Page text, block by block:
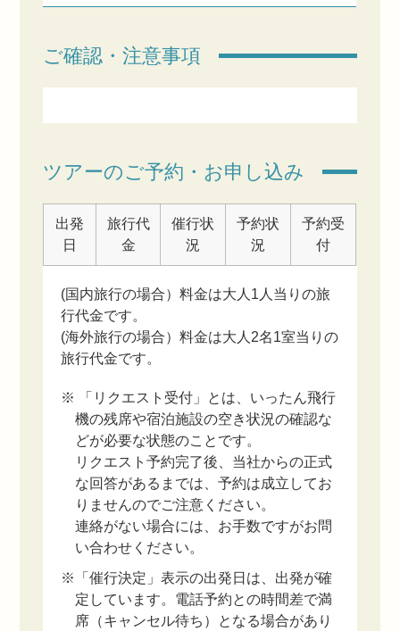
ご確認・注意事項
ツアーのご予約・お申し込み
出発
日
旅行代
金
催行状
況
予約状
況
予約受
付
(国内旅行の場合）料金は大人1人当りの旅
行代金です。
(海外旅行の場合）料金は大人2名1室当りの
旅行代金です。
※ 「リクエスト受付」とは、いったん飛行
機の残席や宿泊施設の空き状況の確認な
どが必要な状態のことです。
リクエスト予約完了後、当社からの正式
な回答があるまでは、予約は成立してお
りませんのでご注意ください。
連絡がない場合には、お手数ですがお問
い合わせください。
※「催行決定」表示の出発日は、出発が確
定しています。電話予約との時間差で満
席（キャンセル待ち）となる場合があり